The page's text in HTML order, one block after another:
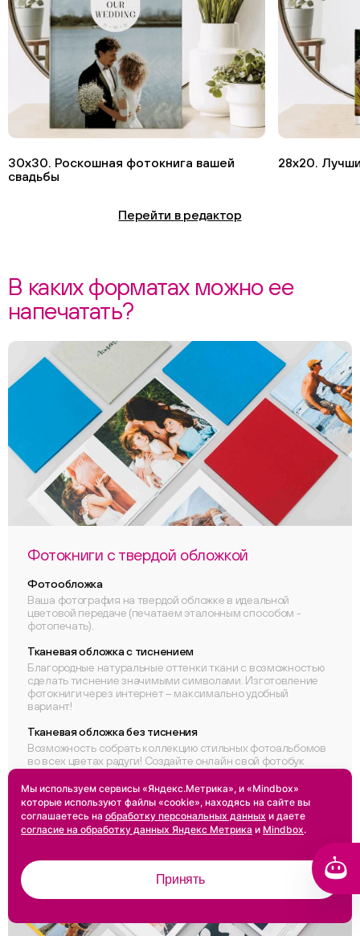
30х30. Роскошная фотокнига вашей
свадьбы
28х20.
Перейти в редактор
В каких форматах можно ее
напечатать?
Фотокниги с твердой обложкой
Фотообложка
Ваша фотография на твердой обложке в идеальной
цветовой передаче (печатаем эталонным способом -
фотопечать).
Тканевая обложка с тиснением
Благородные натуральные оттенки ткани с возможностью
сделать тиснение значимыми символами. Изготовление
фотокниги через интернет – максимально удобный
вариант!
Тканевая обложка без тиснения
Возможность собрать коллекцию стильных фотоальбомов
во всех цветах радуги! Создайте онлайн свой фотобук
Мы используем сервисы «Яндекс.Метрика», и «Mindbox»
которые используют файлы «cookie», находясь на сайте вы
соглашаетесь на обработку персональных данных и даете
согласие на обработку данных Яндекс Метрика и Mindbox.
Принять